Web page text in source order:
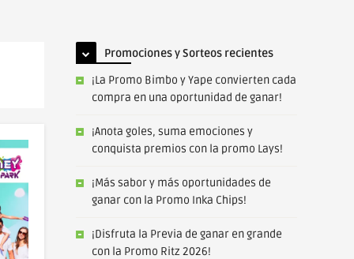
Promociones y Sorteos recientes
¡La Promo Bimbo y Yape convierten cada
compra en una oportunidad de ganar!
¡Anota goles, suma emociones y
conquista premios con la promo Lays!
¡Más sabor y más oportunidades de
ganar con la Promo Inka Chips!
¡Disfruta la Previa de ganar en grande
con la Promo Ritz 2026!